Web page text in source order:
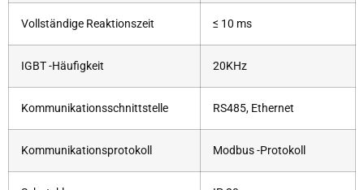
Vollständige Reaktionszeit ≤ 10 ms
IGBT -Häufigkeit 20KHz
Kommunikationsschnittstelle RS485, Ethernet
Kommunikationsprotokoll Modbus -Protokoll